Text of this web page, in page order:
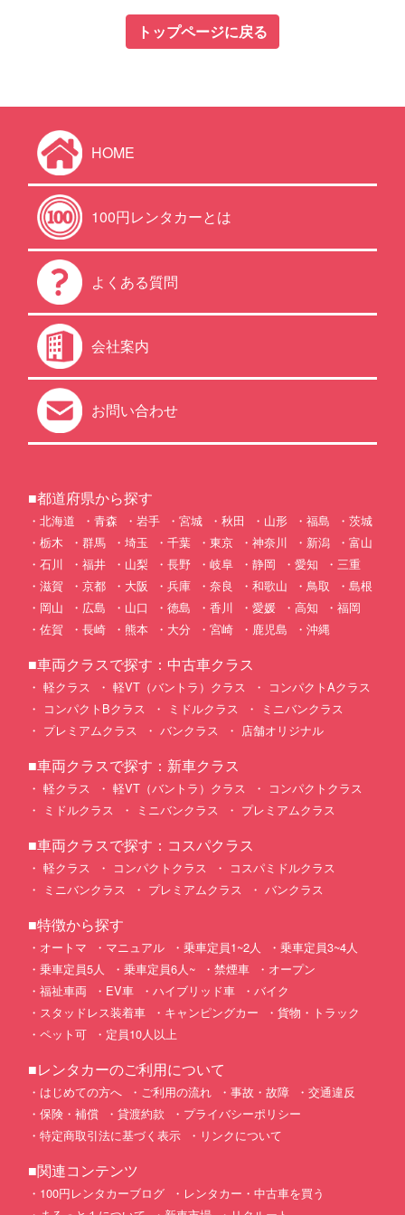
トップページに戻る
HOME
100円レンタカーとは
よくある質問
会社案内
お問い合わせ
■都道府県から探す
北海道 青森 岩手 宮城 秋田 山形 福島
茨城
栃木
群馬 埼玉 千葉 東京 神奈川 新潟
富山
石川
福井 山梨 長野 岐阜 静岡 愛知
三重
滋賀
京都 大阪 兵庫 奈良 和歌山 鳥取
島根
岡山
広島 山口 徳島 香川 愛媛 高知
福岡
佐賀
長崎 熊本 大分 宮崎 鹿児島 沖縄
■車両クラスで探す：中古車クラス
軽クラス 軽VT（バントラ）クラス
コンパクトAクラス
コンパクトBクラス
ミドルクラス
ミニバンクラス
プレミアムクラス
バンクラス 店舗オリジナル
■車両クラスで探す：新車クラス
軽クラス 軽VT（バントラ）クラス
コンパクトクラス
ミドルクラス
ミニバンクラス プレミアムクラス
■車両クラスで探す：コスパクラス
軽クラス コンパクトクラス
コスパミドルクラス
ミニバンクラス
プレミアムクラス バンクラス
■特徴から探す
オートマ マニュアル 乗車定員1~2人
乗車定員3~4人
乗車定員5人
乗車定員6人~ 禁煙車
オープン
福祉車両
EV車 ハイブリッド車
バイク
スタッドレス装着車
キャンピングカー
貨物・トラック
ペット可
定員10人以上
■レンタカーのご利用について
はじめての方へ ご利用の流れ 事故・故障
交通違反
保険・補償
貸渡約款
プライバシーポリシー
特定商取引法に基づく表示
リンクについて
■関連コンテンツ
100円レンタカーブログ
レンタカー・中古車を買う